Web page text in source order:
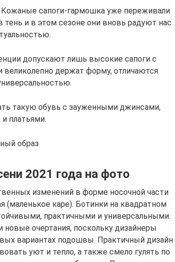
сапоги-гармошка уже переживали
тень и в этом сезоне они вновь радуют нас
допускают лишь высокие сапоги с
держат форму, отличаются
такую обувь с зауженными джинсами,
платьями.
образ
2021 года на фото
изменений в форме носочной части
(маленькое каре). Ботинки на квадратном
практичными и универсальными.
очертания, поскольку дизайнеры
вариантах подошвы. Практичный дизайн
уют и тепло, а также смело гулять по